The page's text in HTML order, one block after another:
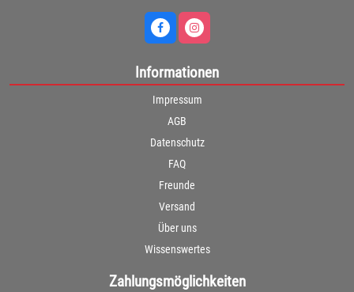
Informationen
Impressum
AGB
Datenschutz
FAQ
Freunde
Versand
Über uns
Wissenswertes
Zahlungsmöglichkeiten